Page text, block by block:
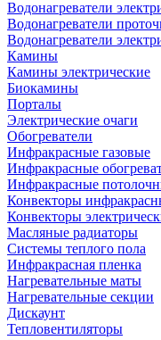
Водонагреватели
Водонагреватели
Водонагреватели
Камины
Камины электрические
Биокамины
Порталы
Электрические очаги
Обогреватели
Инфракрасные газовые
Инфракрасные
Инфракрасные
Конвекторы
Конвекторы
Масляные радиаторы
Системы теплого пола
Инфракрасная пленка
Нагревательные маты
Нагревательные секции
Дискаунт
Тепловентиляторы